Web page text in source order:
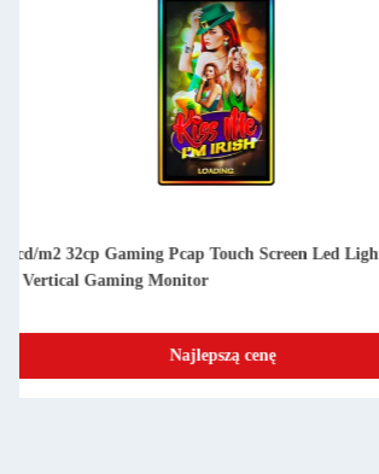
22 cali Nowy ekran dotykowy TFT Pcap
CGA RS232 USB
Najlepszą cenę